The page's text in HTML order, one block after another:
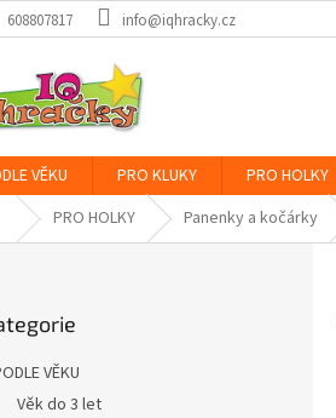
608807817 info@iqhracky.cz
VĚKU PRO KLUKY PRO HOLKY
Domů PRO HOLKY Panenky a kočárky
VĚKU
Věk do 3 let